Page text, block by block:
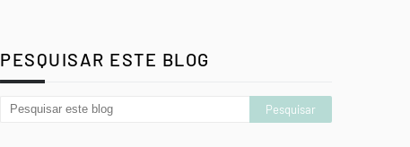
PESQUISAR ESTE BLOG